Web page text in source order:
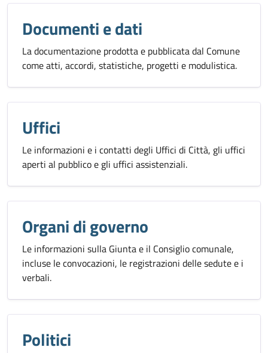
Documenti e dati
La documentazione prodotta e pubblicata dal Comune
come atti, accordi, statistiche, progetti e modulistica.
Uffici
Le informazioni e i contatti degli Uffici di Città, gli uffici
aperti al pubblico e gli uffici assistenziali.
Organi di governo
Le informazioni sulla Giunta e il Consiglio comunale,
incluse le convocazioni, le registrazioni delle sedute e i
verbali.
Politici